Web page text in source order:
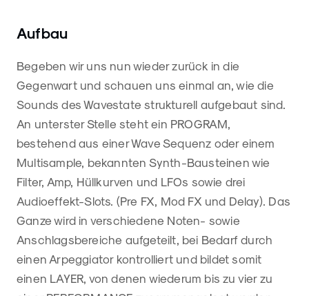
Aufbau
Begeben wir uns nun wieder zurück in die
Gegenwart und schauen uns einmal an, wie die
Sounds des Wavestate strukturell aufgebaut sind.
An unterster Stelle steht ein PROGRAM,
bestehend aus einer Wave Sequenz oder einem
Multisample, bekannten Synth-Bausteinen wie
Filter, Amp, Hüllkurven und LFOs sowie drei
Audioeffekt-Slots. (Pre FX, Mod FX und Delay). Das
Ganze wird in verschiedene Noten- sowie
Anschlagsbereiche aufgeteilt, bei Bedarf durch
einen Arpeggiator kontrolliert und bildet somit
einen LAYER, von denen wiederum bis zu vier zu